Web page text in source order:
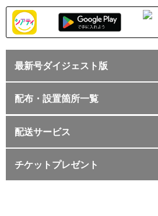
最新号ダイジェスト版
配布・設置箇所一覧
配送サービス
チケットプレゼント